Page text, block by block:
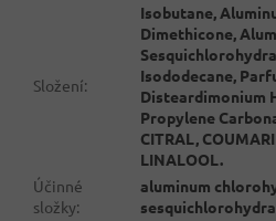
Složení:
Isobutane,
Dimethicone,
Isododecane,
Disteardimonium
Propylene
CITRAL,
LINALOOL.
Účinné
složky:
aluminum